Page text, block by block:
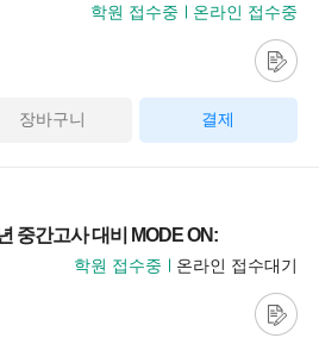
학원 접수중 온라인 접수중
장바구니 결제
중간고사 대비 MODE ON:
학원 접수중 온라인 접수대기